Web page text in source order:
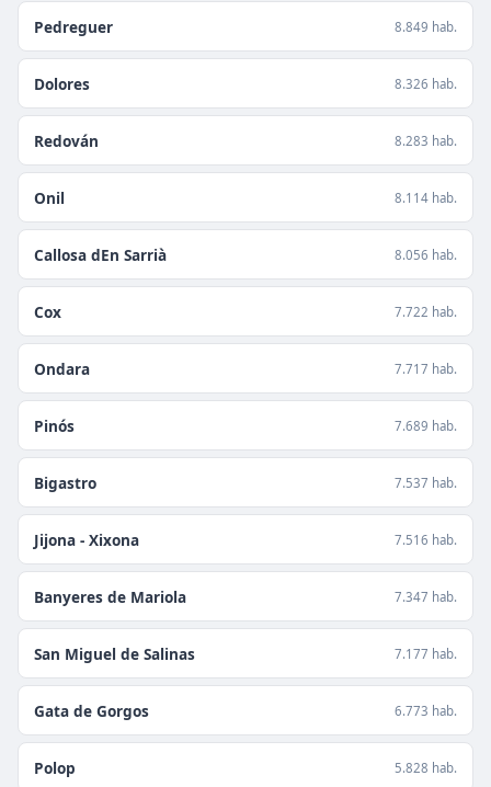
Pedreguer 8.849 hab.
Dolores 8.326 hab.
Redován 8.283 hab.
Onil 8.114 hab.
Callosa dEn Sarrià 8.056 hab.
Cox 7.722 hab.
Ondara 7.717 hab.
Pinós 7.689 hab.
Bigastro 7.537 hab.
Jijona - Xixona 7.516 hab.
Banyeres de Mariola 7.347 hab.
San Miguel de Salinas 7.177 hab.
Gata de Gorgos 6.773 hab.
Polop 5.828 hab.